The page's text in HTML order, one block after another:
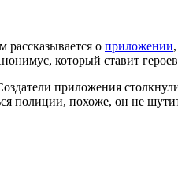
рассказывается о приложении
который ставит
приложения
полиции, похоже, он не